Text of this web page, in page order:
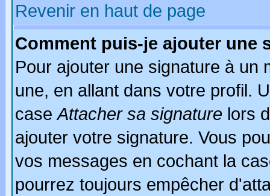
Revenir en haut de page
Comment puis-je ajouter une
Pour ajouter une signature à un
une, en allant dans votre profil.
caseAttacher sa signature lors
ajouter votre signature. Vous
vos messages en cochant la
pourrez toujours empêcher